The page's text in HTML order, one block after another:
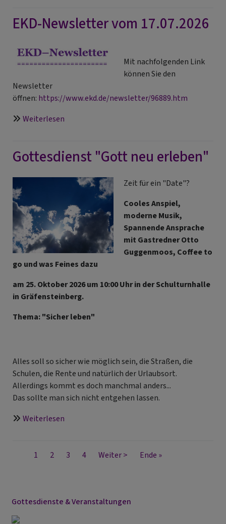
EKD-Newsletter vom 17.07.2026
Mit nachfolgenden Link
können Sie den
Newsletter
öffnen: https://www.ekd.de/newsletter/96889.htm
Weiterlesen
vom
Gottesdienst "Gott neu erleben"
Zeit für ein "Date"?
Cooles Anspiel,
moderne Musik,
Spannende Ansprache
mit Gastredner Otto
Guggenmoos, Coffee to
go und was Feines dazu
am 25. Oktober 2026 um 10:00 Uhr in der Schulturnhalle
in Gräfensteinberg.
Thema: "Sicher leben"
Alles soll so sicher wie möglich sein, die Straßen, die
Schulen, die Rente und natürlich der Urlaubsort.
Allerdings kommt es doch manchmal anders...
Das sollte man sich nicht entgehen lassen.
Weiterlesen
neu
Seitennummerierung
Aktuelle
1 Seite
2 Seite
3 Seite
4
Nächste
Weiter >
Last
Ende »
Gottesdienste & Veranstaltungen